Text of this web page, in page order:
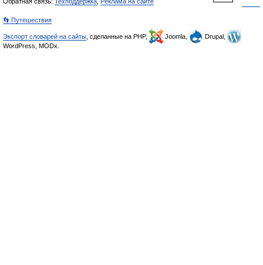
👣 Путешествия
Экспорт словарей на сайты , сделанные на PHP, Joomla,
Drupal,
WordPress, MODx.